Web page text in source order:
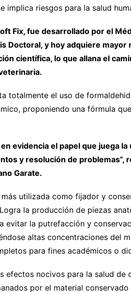
implica riesgos para la salud
Fix, fue desarrollado por el
Doctoral, y hoy adquiere
científica, lo que allana el
totalmente el uso de
proponiendo una fórmula
evidencia el papel que juega
y resolución de problemas”,
Garate.
utilizada como fijador y
la producción de piezas
evitar la putrefacción y
altas concentraciones del
para fines académicos o
efectos nocivos para la salud de
por el material